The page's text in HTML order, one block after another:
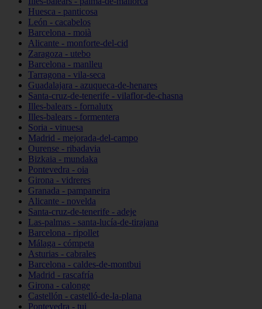
Huesca - panticosa
León - cacabelos
Barcelona - moià
Alicante - monforte-del-cid
Zaragoza - utebo
Barcelona - manlleu
Tarragona - vila-seca
Guadalajara - azuqueca-de-henares
Santa-cruz-de-tenerife - vilaflor-de-chasna
Illes-balears - fornalutx
Illes-balears - formentera
Soria - vinuesa
Madrid - mejorada-del-campo
Ourense - ribadavia
Bizkaia - mundaka
Pontevedra - oia
Girona - vidreres
Granada - pampaneira
Alicante - novelda
Santa-cruz-de-tenerife - adeje
Las-palmas - santa-lucía-de-tirajana
Barcelona - ripollet
Málaga - cómpeta
Asturias - cabrales
Barcelona - caldes-de-montbui
Madrid - rascafría
Girona - calonge
Castellón - castelló-de-la-plana
Pontevedra - tui